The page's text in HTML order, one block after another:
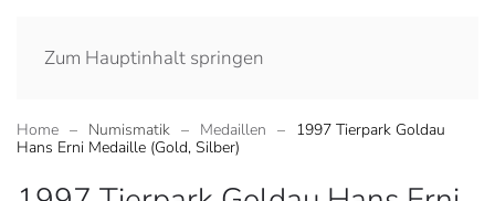
Zum Hauptinhalt springen
Home Numismatik Medaillen
1997 Tierpark Goldau
Hans Erni Medaille (Gold, Silber)